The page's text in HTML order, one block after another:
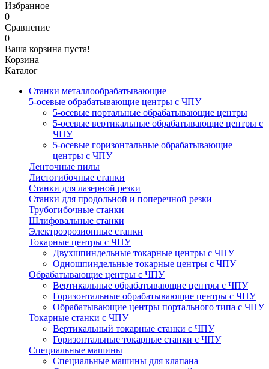
Избранное
0
Сравнение
0
Ваша корзина пуста!
Корзина
Каталог
Станки металлообрабатывающие
5-осевые обрабатывающие центры с ЧПУ
5-осевые портальные обрабатывающие центры
5-осевые вертикальные обрабатывающие центры с
ЧПУ
5-осевые горизонтальные обрабатывающие
центры с ЧПУ
Ленточные пилы
Листогибочные станки
Станки для лазерной резки
Станки для продольной и поперечной резки
Трубогибочные станки
Шлифовальные станки
Электроэрозионные станки
Токарные центры с ЧПУ
Двухшпиндельные токарные центры с ЧПУ
Одношпиндельные токарные центры с ЧПУ
Обрабатывающие центры с ЧПУ
Вертикальные обрабатывающие центры с ЧПУ
Горизонтальные обрабатывающие центры с ЧПУ
Обрабатывающие центры портального типа с ЧПУ
Токарные станки с ЧПУ
Вертикальный токарные станки с ЧПУ
Горизонтальные токарные станки с ЧПУ
Специальные машины
Специальные машины для клапана